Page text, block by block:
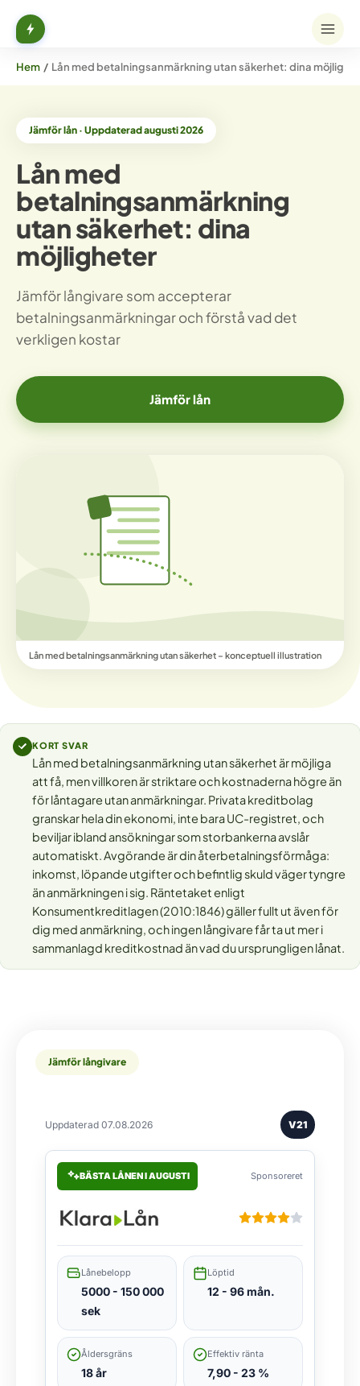
Hem / Lån med betalningsanmärkning utan säkerhet: dina
Jämför lån · Uppdaterad augusti 2026
Lån med
betalningsanmärkning
utan säkerhet: dina
möjligheter
Jämför långivare som accepterar
betalningsanmärkningar och förstå vad det
verkligen kostar
Jämför lån
Lån med betalningsanmärkning utan säkerhet – konceptuell illustration
KORT SVAR
Lån med betalningsanmärkning utan säkerhet är möjliga
att få, men villkoren är striktare och kostnaderna högre än
för låntagare utan anmärkningar. Privata kreditbolag
granskar hela din ekonomi, inte bara UC-registret, och
beviljar ibland ansökningar som storbankerna avslår
automatiskt. Avgörande är din återbetalningsförmåga:
inkomst, löpande utgifter och befintlig skuld väger tyngre
än anmärkningen i sig. Räntetaket enligt
Konsumentkreditlagen (2010:1846) gäller fullt ut även för
dig med anmärkning, och ingen långivare får ta ut mer i
sammanlagd kreditkostnad än vad du ursprungligen lånat.
Jämför långivare
Uppdaterad 07.08.2026 V21
BÄSTA LÅNEN I AUGUSTI Sponsoreret
Lånebelopp
5000 - 150 000
sek
Löptid
12 - 96 mån.
Åldersgräns
18 år
Effektiv ränta
7,90 - 23 %